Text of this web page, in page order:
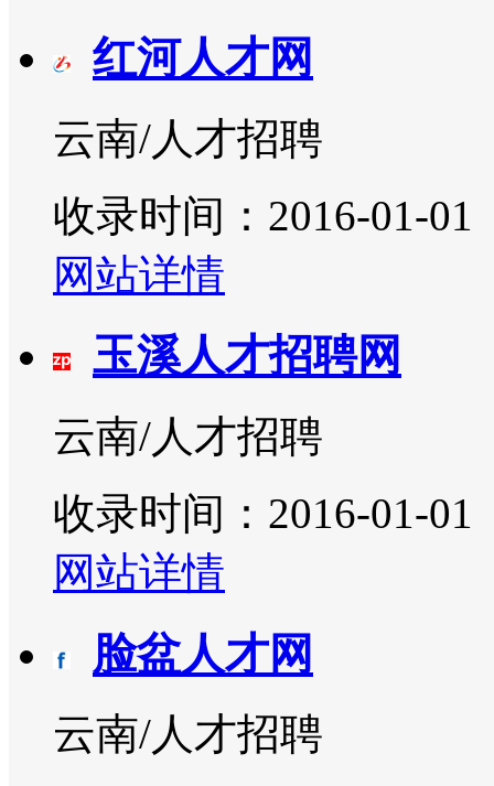
红河人才网
云南/人才招聘
收录时间：2016-01-01
网站详情
玉溪人才招聘网
云南/人才招聘
收录时间：2016-01-01
网站详情
脸盆人才网
云南/人才招聘